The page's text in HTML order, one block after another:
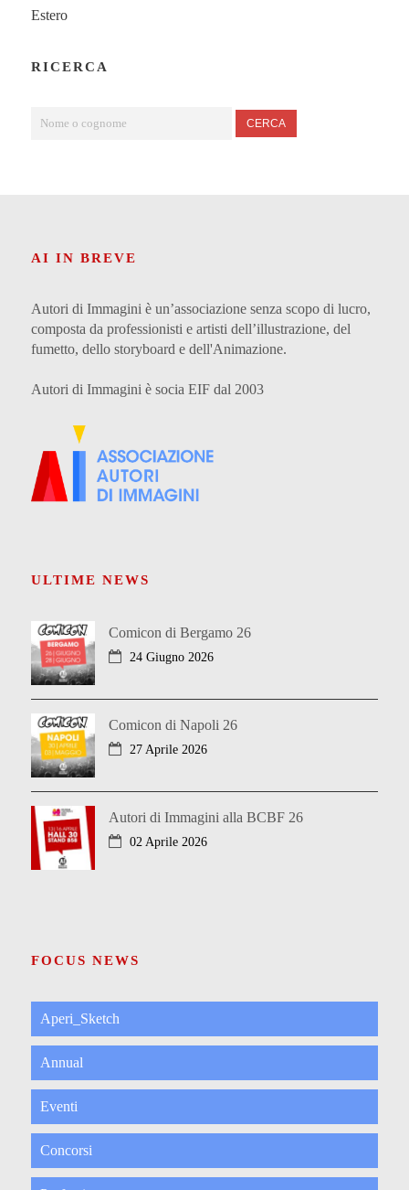
Estero
RICERCA
CERCA
AI IN BREVE
Autori di Immagini è un’associazione senza scopo di lucro,
composta da professionisti e artisti dell’illustrazione, del
fumetto, dello storyboard e dell'Animazione.
Autori di Immagini è socia EIF dal 2003
ULTIME NEWS
Comicon di Bergamo 26
24 Giugno 2026
Comicon di Napoli 26
27 Aprile 2026
Autori di Immagini alla BCBF 26
02 Aprile 2026
FOCUS NEWS
Aperi_Sketch
Annual
Eventi
Concorsi